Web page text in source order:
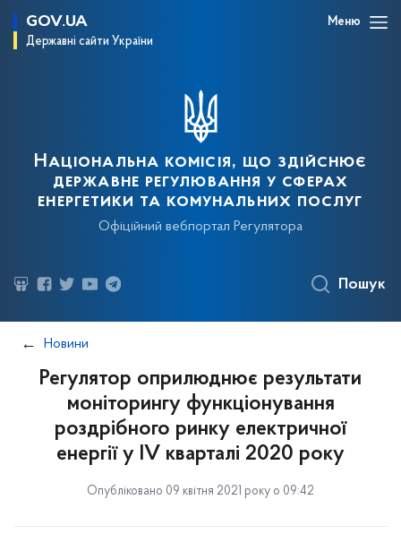
GOV.UA
Державні сайти України
Меню
Національна комісія, що здійснює
державне регулювання у сферах
енергетики та комунальних послуг
Офіційний вебпортал Регулятора
Пошук
Новини
Регулятор оприлюднює результати
моніторингу функціонування
роздрібного ринку електричної
енергії у ІV кварталі 2020 року
Опубліковано 09 квітня 2021 року о 09:42